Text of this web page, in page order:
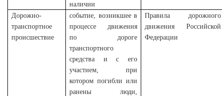
наличии
Дорожно-
транспортное
происшествие
событие, возникшее в
процессе движения
по дороге
транспортного
средства и с его
участием, при
котором погибли или
ранены люди,
Правила дорожного
движения Российской
Федерации